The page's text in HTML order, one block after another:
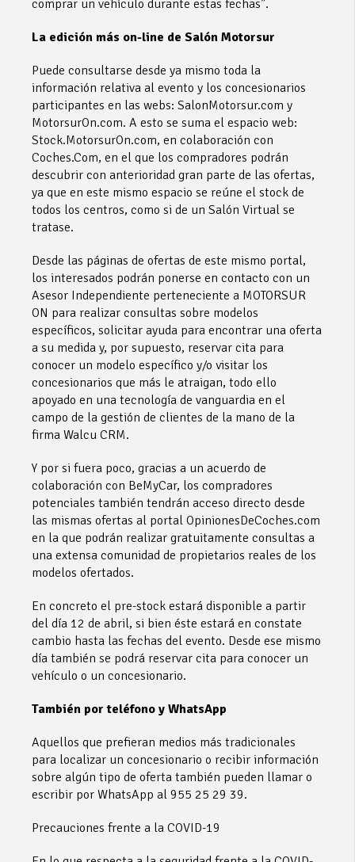
comprar un vehículo durante estas fechas”.
La edición más on-line de Salón Motorsur
Puede consultarse desde ya mismo toda la
información relativa al evento y los concesionarios
participantes en las webs: SalonMotorsur.com y
MotorsurOn.com. A esto se suma el espacio web:
Stock.MotorsurOn.com, en colaboración con
Coches.Com, en el que los compradores podrán
descubrir con anterioridad gran parte de las ofertas,
ya que en este mismo espacio se reúne el stock de
todos los centros, como si de un Salón Virtual se
tratase.
Desde las páginas de ofertas de este mismo portal,
los interesados podrán ponerse en contacto con un
Asesor Independiente perteneciente a MOTORSUR
ON para realizar consultas sobre modelos
específicos, solicitar ayuda para encontrar una oferta
a su medida y, por supuesto, reservar cita para
conocer un modelo específico y/o visitar los
concesionarios que más le atraigan, todo ello
apoyado en una tecnología de vanguardia en el
campo de la gestión de clientes de la mano de la
firma Walcu CRM.
Y por si fuera poco, gracias a un acuerdo de
colaboración con BeMyCar, los compradores
potenciales también tendrán acceso directo desde
las mismas ofertas al portal OpinionesDeCoches.com
en la que podrán realizar gratuitamente consultas a
una extensa comunidad de propietarios reales de los
modelos ofertados.
En concreto el pre-stock estará disponible a partir
del día 12 de abril, si bien éste estará en constate
cambio hasta las fechas del evento. Desde ese mismo
día también se podrá reservar cita para conocer un
vehículo o un concesionario.
También por teléfono y WhatsApp
Aquellos que prefieran medios más tradicionales
para localizar un concesionario o recibir información
sobre algún tipo de oferta también pueden llamar o
escribir por WhatsApp al 955 25 29 39.
Precauciones frente a la COVID-19